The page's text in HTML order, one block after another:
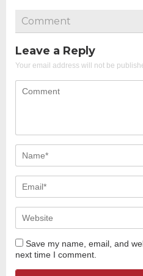
Comment
Leave a Reply
Your email address will not be
Save my name, email, and
next time I comment.